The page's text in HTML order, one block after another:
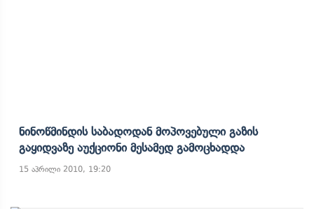
Ნინოწმინდის Საბადოდან Მოპოვებული Გაზის
Გაყიდვაზე Აუქციონი Მესამედ Გამოცხადდა
15 აპრილი 2010, 19:20